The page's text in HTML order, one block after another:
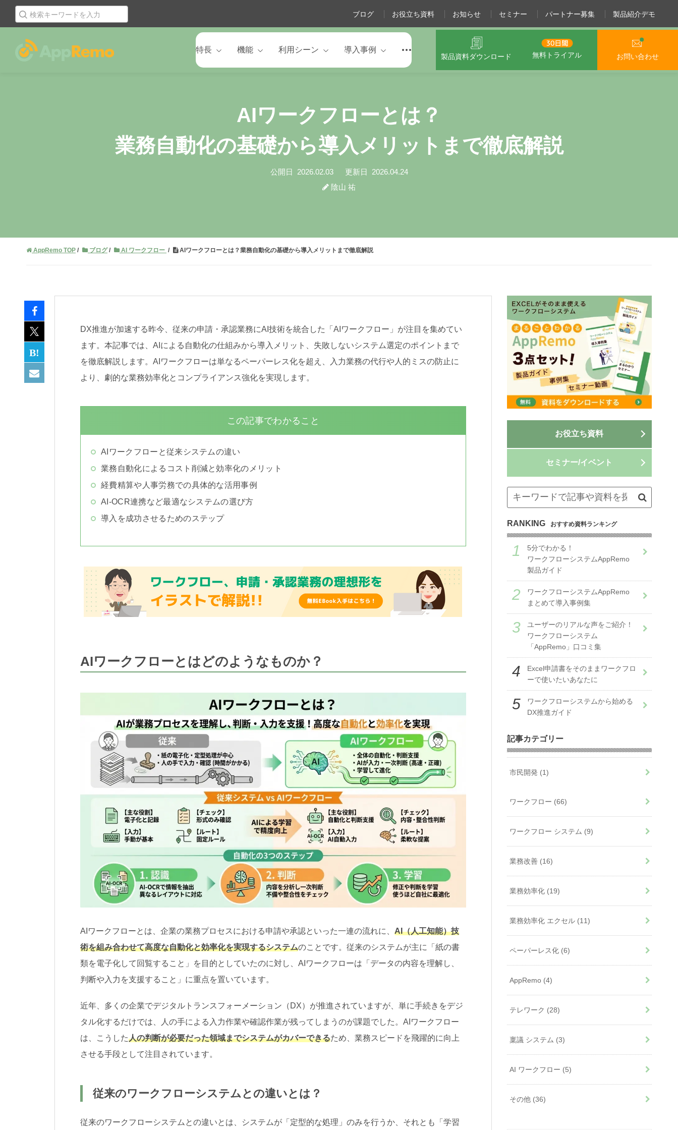
ブログ お役立ち資料 お知らせ セミナー パートナー募集 製品紹介デモ
特長 機能 利用シーン 導入事例
製品資料ダウンロード 無料トライアル お問い合わせ
AIワークフローとは？
業務自動化の基礎から導入メリットまで徹底解説
公開日 2026.02.03 更新日 2026.04.24
陰山 祐
AppRemo TOP ブログ AI ワークフロー AIワークフローとは？業務自動化の基礎から導入メリットまで徹底解説
DX推進が加速する昨今、従来の申請・承認業務にAI技術を統合した「AIワークフロー」が注目を集めてい
ます。本記事では、AIによる自動化の仕組みから導入メリット、失敗しないシステム選定のポイントまで
を徹底解説します。AIワークフローは単なるペーパーレス化を超え、入力業務の代行や人的ミスの防止に
より、劇的な業務効率化とコンプライアンス強化を実現します。
この記事でわかること
AIワークフローと従来システムの違い
業務自動化によるコスト削減と効率化のメリット
経費精算や人事労務での具体的な活用事例
AI-OCR連携など最適なシステムの選び方
導入を成功させるためのステップ
AIワークフローとはどのようなものか？
AIワークフローとは、企業の業務プロセスにおける申請や承認といった一連の流れに、 AI（人工知能）技
術を組み合わせて高度な自動化と効率化を実現するシステムのことです。従来のシステムが主に「紙の書
類を電子化して回覧すること」を目的としていたのに対し、AIワークフローは「データの内容を理解し、
判断や入力を支援すること」に重点を置いています。
近年、多くの企業でデジタルトランスフォーメーション（DX）が推進されていますが、単に手続きをデジ
タル化するだけでは、人の手による入力作業や確認作業が残ってしまうのが課題でした。AIワークフロー
は、こうした人の判断が必要だった領域までシステムがカバーできるため、業務スピードを飛躍的に向上
させる手段として注目されています。
従来のワークフローシステムとの違いとは？
従来のワークフローシステムとの違いとは、システムが「定型的な処理」のみを行うか、それとも「学習
お役立ち資料
セミナー/イベント
RANKING おすすめ資料ランキング
5分でわかる！
ワークフローシステムAppRemo
製品ガイド
ワークフローシステムAppRemo
まとめて導入事例集
ユーザーのリアルな声をご紹介！
ワークフローシステム
「AppRemo」口コミ集
Excel申請書をそのままワークフロ
ーで使いたいあなたに
ワークフローシステムから始める
DX推進ガイド
記事カテゴリー
ワークフロー (66)
その他 (36)
テレワーク (28)
業務効率化 (19)
業務改善 (16)
業務効率化 エクセル (11)
ワークフロー システム (9)
ペーパーレス化 (6)
AI ワークフロー (5)
AppRemo (4)
稟議 システム (3)
市民開発 (1)